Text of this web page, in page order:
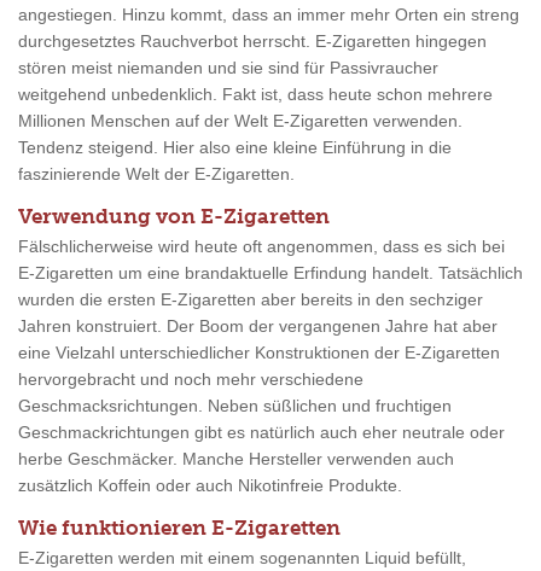
angestiegen. Hinzu kommt, dass an immer mehr Orten ein streng
durchgesetztes Rauchverbot herrscht. E-Zigaretten hingegen
stören meist niemanden und sie sind für Passivraucher
weitgehend unbedenklich. Fakt ist, dass heute schon mehrere
Millionen Menschen auf der Welt E-Zigaretten verwenden.
Tendenz steigend. Hier also eine kleine Einführung in die
faszinierende Welt der E-Zigaretten.
Verwendung von E-Zigaretten
Fälschlicherweise wird heute oft angenommen, dass es sich bei
E-Zigaretten um eine brandaktuelle Erfindung handelt. Tatsächlich
wurden die ersten E-Zigaretten aber bereits in den sechziger
Jahren konstruiert. Der Boom der vergangenen Jahre hat aber
eine Vielzahl unterschiedlicher Konstruktionen der E-Zigaretten
hervorgebracht und noch mehr verschiedene
Geschmacksrichtungen. Neben süßlichen und fruchtigen
Geschmackrichtungen gibt es natürlich auch eher neutrale oder
herbe Geschmäcker. Manche Hersteller verwenden auch
zusätzlich Koffein oder auch Nikotinfreie Produkte.
Wie funktionieren E-Zigaretten
E-Zigaretten werden mit einem sogenannten Liquid befüllt,